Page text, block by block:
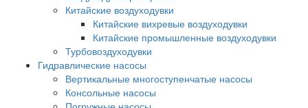
Китайские воздуходувки
Китайские вихревые воздуходувки
Китайские промышленные воздуходувки
Турбовоздуходувки
Гидравлические насосы
Вертикальные многоступенчатые насосы
Консольные насосы